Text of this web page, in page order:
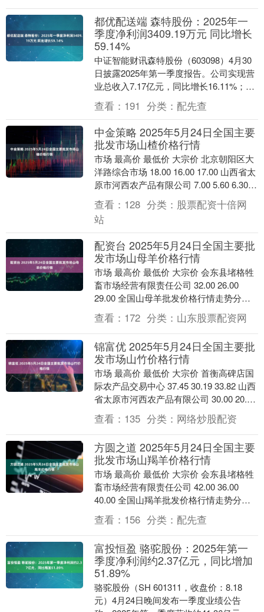
都优配送端 森特股份：2025年一
季度净利润3409.19万元 同比增长
59.14%
中证智能财讯森特股份（603098）4月30
日披露2025年第一季度报告。公司实现营
业总收入7.17亿元，同比增长16.11%；归
母净利润3409.19万元，同....
查看： 191 分类： 配先查
中金策略 2025年5月24日全国主要
批发市场山楂价格行情
市场 最高价 最低价 大宗价 北京朝阳区大
洋路综合市场 18.00 16.00 17.00 山西省太
原市河西农产品有限公司 7.00 5.60 6.30
长治市....
查看： 128 分类： 股票配资十倍网
站
配资台 2025年5月24日全国主要批
发市场山母羊价格行情
市场 最高价 最低价 大宗价 会东县堵格牲
畜市场经营有限责任公司 32.00 26.00
29.00 全国山母羊批发价格行情走势分析
配资台 从今日全国山母羊批发....
查看： 172 分类： 山东股票配资网
锦富优 2025年5月24日全国主要批
发市场山竹价格行情
市场 最高价 最低价 大宗价 首衡高碑店国
际农产品交易中心 37.45 30.19 33.82 山西
省太原市河西农产品有限公司 30.00 20.00
25.0....
查看： 135 分类： 网络炒股配资
方圆之道 2025年5月24日全国主要
批发市场山羯羊价格行情
市场 最高价 最低价 大宗价 会东县堵格牲
畜市场经营有限责任公司 42.00 36.00
40.00 全国山羯羊批发价格行情走势分析
方圆之道 从今日全国山羯羊批....
查看： 156 分类： 配先查
富投恒盈 骆驼股份：2025年第一
季度净利润约2.37亿元，同比增加
51.89%
骆驼股份（SH 601311，收盘价：8.18
元）4月24日晚间发布一季度业绩公告